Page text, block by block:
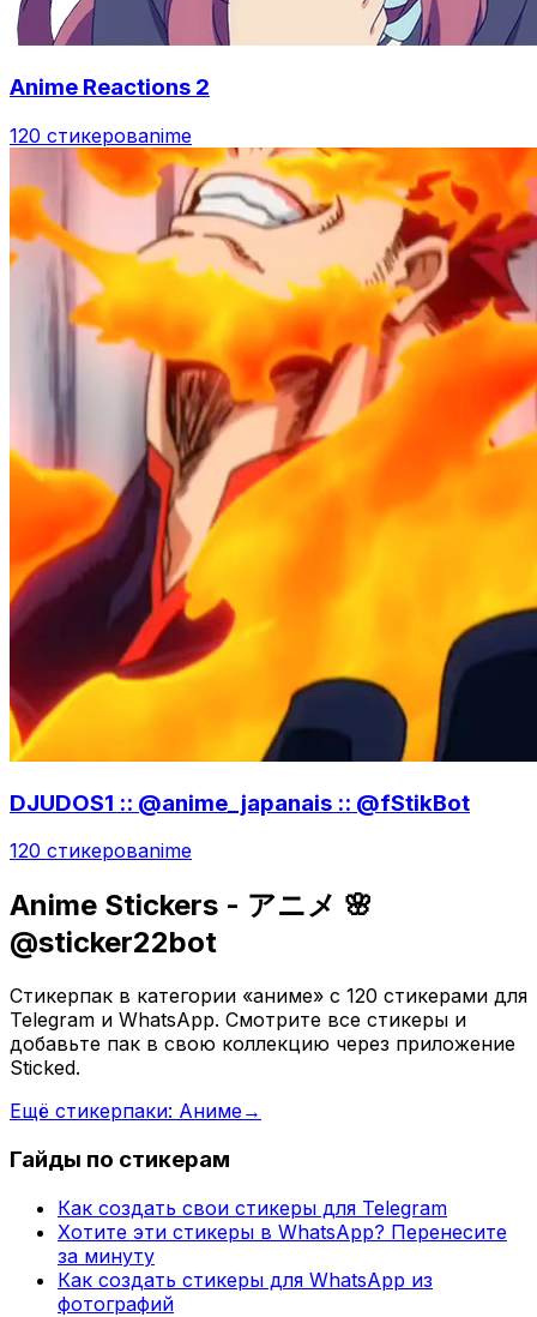
Anime Reactions 2
120 стикеровanime
DJUDOS1 :: @anime_japanais :: @fStikBot
120 стикеровanime
Anime Stickers - アニメ 🌸
@sticker22bot
Стикерпак в категории «аниме» с 120 стикерами для
Telegram и WhatsApp. Смотрите все стикеры и
добавьте пак в свою коллекцию через приложение
Sticked.
Ещё стикерпаки: Аниме→
Гайды по стикерам
Как создать свои стикеры для Telegram
Хотите эти стикеры в WhatsApp? Перенесите
за минуту
Как создать стикеры для WhatsApp из
фотографий